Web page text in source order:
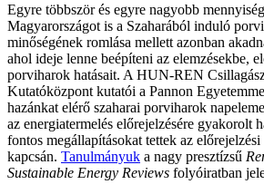
Egyre többször és egyre nagyobb
Magyarországot is a Szaharából induló
minőségének romlása mellett azonban
ahol ideje lenne beépíteni az elemzésekbe,
porviharok hatásait. A HUN-REN
Kutatóközpont kutatói a Pannon
hazánkat elérő szaharai porviharok
az energiatermelés előrejelzésére gyakorolt
fontos megállapításokat tettek az
kapcsán. Tanulmányuk a nagy presztízsű
Sustainable Energy Reviews folyóiratban